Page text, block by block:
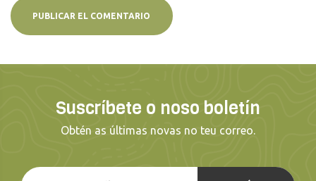
Suscríbete o noso boletín
Obtén as últimas novas no teu correo.